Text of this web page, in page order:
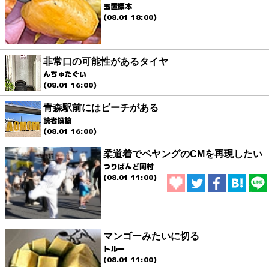
玉置標本
(08.01 18:00)
非常口の可能性があるタイヤ
んちゅたぐい
(08.01 16:00)
青森駅前にはビーチがある
読者投稿
(08.01 16:00)
柔道着でペヤングのCMを再現したい
つりばんど岡村
(08.01 11:00)
マンゴーみたいに切る
トルー
(08.01 11:00)